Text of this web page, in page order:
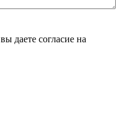
даете согласие на